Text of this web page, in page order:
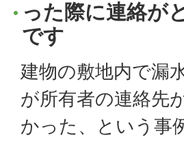
った際に連絡が
です
建物の敷地内で漏
が所有者の連絡先
かった、という事